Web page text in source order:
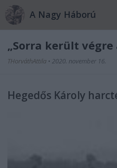
A Nagy Háború
„Sorra került végre
THorváthAttila • 2020. november 16.
Hegedős Károly